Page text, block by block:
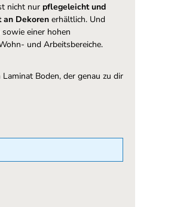
nicht nur pflegeleicht und
an Dekoren erhältlich. Und
einer hohen
und Arbeitsbereiche.
Boden, der genau zu dir